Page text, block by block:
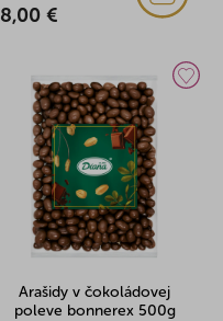
8,00 €
Arašidy v čokoládovej
poleve bonnerex 500g